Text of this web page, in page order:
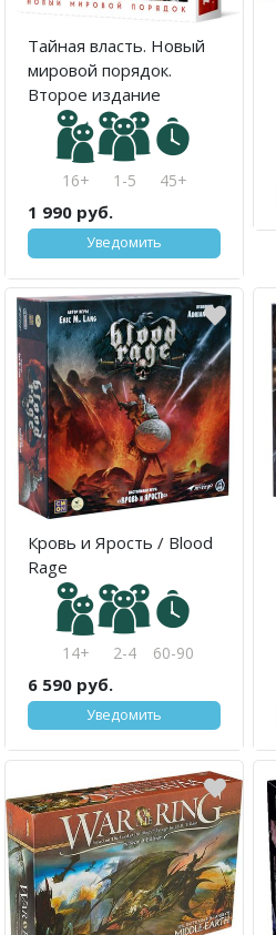
Тайная власть. Новый
мировой порядок.
Второе издание
16+ 1-5 45+
1 990 руб.
Уведомить
Кровь и Ярость / Blood
Rage
14+ 2-4 60-90
6 590 руб.
Уведомить